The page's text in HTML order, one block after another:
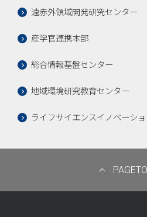
遠赤外領域開発研究センター
産学官連携本部
総合情報基盤センター
地域環境研究教育センター
ライフサイエンスイノベーシ